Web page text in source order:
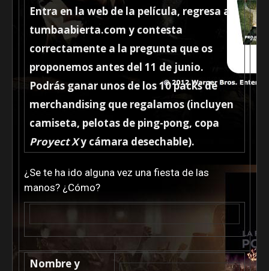
Entra en la web de la película, regresa a
tumbaabierta.com y contesta
correctamente a la pregunta que os
proponemos antes del 11 de junio.
Podrás ganar unos de los 10 packs de
merchandising que regalamos (incluyen
camiseta, pelotas de ping-pong, copa
Proyect Xy cámara desechable).
¿Se te ha ido alguna vez una fiesta de las
manos? ¿Cómo?
Nombre y